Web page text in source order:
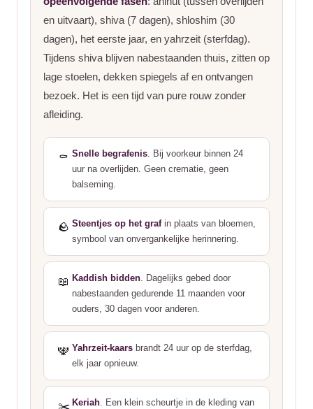
en uitvaart), shiva (7 dagen), shloshim (30
dagen), het eerste jaar, en yahrzeit (sterfdag).
Tijdens shiva blijven nabestaanden thuis, zitten op
lage stoelen, dekken spiegels af en ontvangen
bezoek. Het is een tijd van pure rouw zonder
afleiding.
⚰️ Snelle begrafenis . Bij voorkeur binnen 24
uur na overlijden. Geen crematie, geen
balseming.
🪨 Steentjes op het grafin plaats van bloemen,
symbool van onvergankelijke herinnering.
📖 Kaddish bidden . Dagelijks gebed door
nabestaanden gedurende 11 maanden voor
ouders, 30 dagen voor anderen.
🕎 Yahrzeit-kaars brandt 24 uur op de sterfdag,
elk jaar opnieuw.
✂️ Keriah . Een klein scheurtje in de kleding van